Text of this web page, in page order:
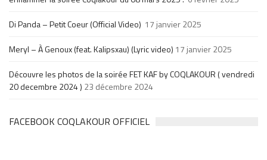
Di Panda – Petit Coeur (Official Video) 17 janvier 2025
Meryl – À Genoux (feat. Kalipsxau) (Lyric video) 17 janvier 2025
Découvre les photos de la soirée FET KAF by COQLAKOUR ( vendredi
20 decembre 2024 ) 23 décembre 2024
FACEBOOK COQLAKOUR OFFICIEL